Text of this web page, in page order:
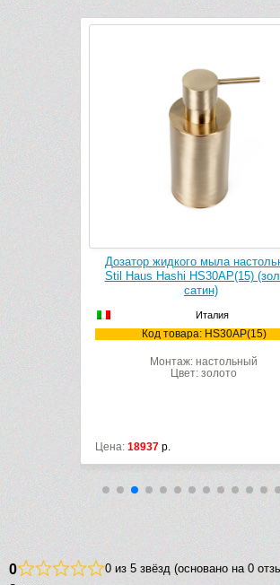
Дозатор жидкого мыла
Stil Haus Hashi HS30AP(15)
сатин)
Италия
Код товара: HS30AP(15)
Монтаж: настольный
Цвет: золото
Цена: 18937 р.
0 0 из 5 звёзд (основано на 0